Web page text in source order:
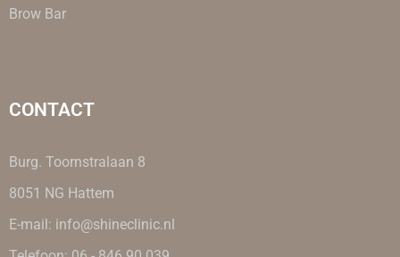
Brow Bar
CONTACT
Burg. Toornstralaan 8
8051 NG Hattem
E-mail: info@shineclinic.nl